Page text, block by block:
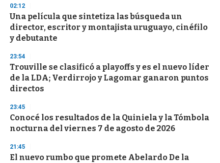
s
e
c
o
n
d
s
02:12
Una película que sintetiza las búsqueda un
director, escritor y montajista uruguayo, cinéfilo
y debutante
23:54
Trouville se clasificó a playoffs y es el nuevo líder
de la LDA; Verdirrojo y Lagomar ganaron puntos
directos
23:45
Conocé los resultados de la Quiniela y la Tómbola
nocturna del viernes 7 de agosto de 2026
21:45
El nuevo rumbo que promete Abelardo De la